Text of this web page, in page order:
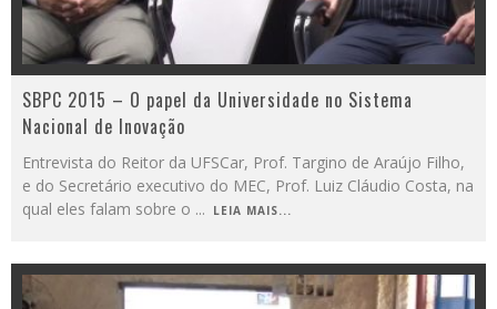
SBPC 2015 – O papel da Universidade no Sistema
Nacional de Inovação
Entrevista do Reitor da UFSCar, Prof. Targino de Araújo Filho,
e do Secretário executivo do MEC, Prof. Luiz Cláudio Costa, na
qual eles falam sobre o ... LEIA MAIS...